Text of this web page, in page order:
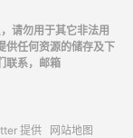
请勿用于其它非法用
供任何资源的储存及下
联系，邮箱
提供 网站地图